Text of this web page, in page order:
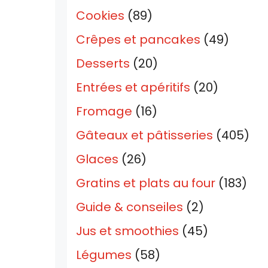
Cookies (89)
Crêpes et pancakes (49)
Desserts (20)
Entrées et apéritifs (20)
Fromage (16)
Gâteaux et pâtisseries (405)
Glaces (26)
Gratins et plats au four (183)
Guide & conseiles (2)
Jus et smoothies (45)
Légumes (58)